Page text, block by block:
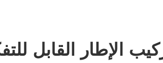
الإطار القابل